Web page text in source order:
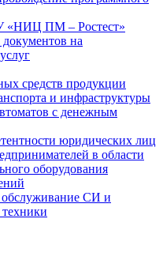
«НИЦ ПМ – Ростест»
на
средств продукции
и инфраструктуры
с денежным
юридических лиц
в области
оборудования
обслуживание СИ и